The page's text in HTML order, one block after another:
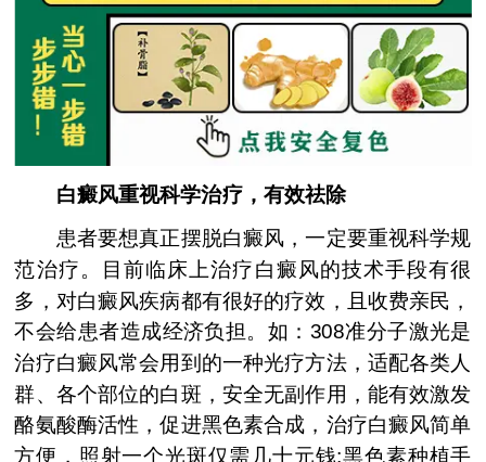
白癜风重视科学治疗，有效祛除
患者要想真正摆脱白癜风，一定要重视科学规
范治疗。目前临床上治疗白癜风的技术手段有很
多，对白癜风疾病都有很好的疗效，且收费亲民，
不会给患者造成经济负担。如：308准分子激光是
治疗白癜风常会用到的一种光疗方法，适配各类人
群、各个部位的白斑，安全无副作用，能有效激发
酪氨酸酶活性，促进黑色素合成，治疗白癜风简单
方便，照射一个光斑仅需几十元钱;黑色素种植手